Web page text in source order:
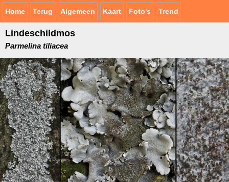
Home Terug Algemeen Kaart Foto's Trend
Lindeschildmos
Parmelina tiliacea